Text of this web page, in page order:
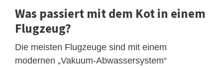
Was passiert mit dem Kot in einem
Flugzeug?
Die meisten Flugzeuge sind mit einem
modernen „Vakuum-Abwassersystem“